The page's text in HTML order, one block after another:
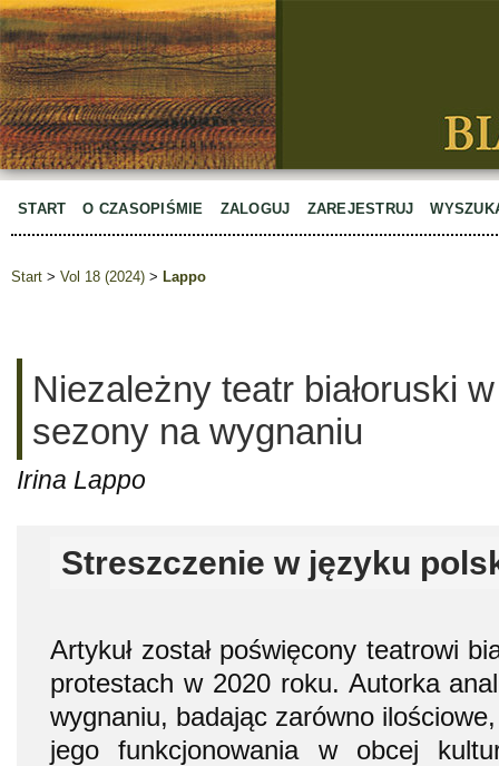
START O CZASOPIŚMIE ZALOGUJ ZAREJESTRUJ
Start > Vol 18 (2024) > Lappo
Niezależny teatr białoruski
sezony na wygnaniu
Irina Lappo
Streszczenie w języku
Artykuł został poświęcony teatrowi
protestach w 2020 roku. Autorka
wygnaniu, badając zarówno
jego funkcjonowania w obcej